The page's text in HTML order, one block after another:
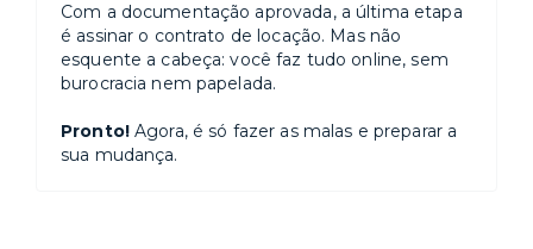
Com a documentação aprovada, a última etapa
é assinar o contrato de locação. Mas não
esquente a cabeça: você faz tudo online, sem
burocracia nem papelada.
Pronto!Agora, é só fazer as malas e preparar a
sua mudança.